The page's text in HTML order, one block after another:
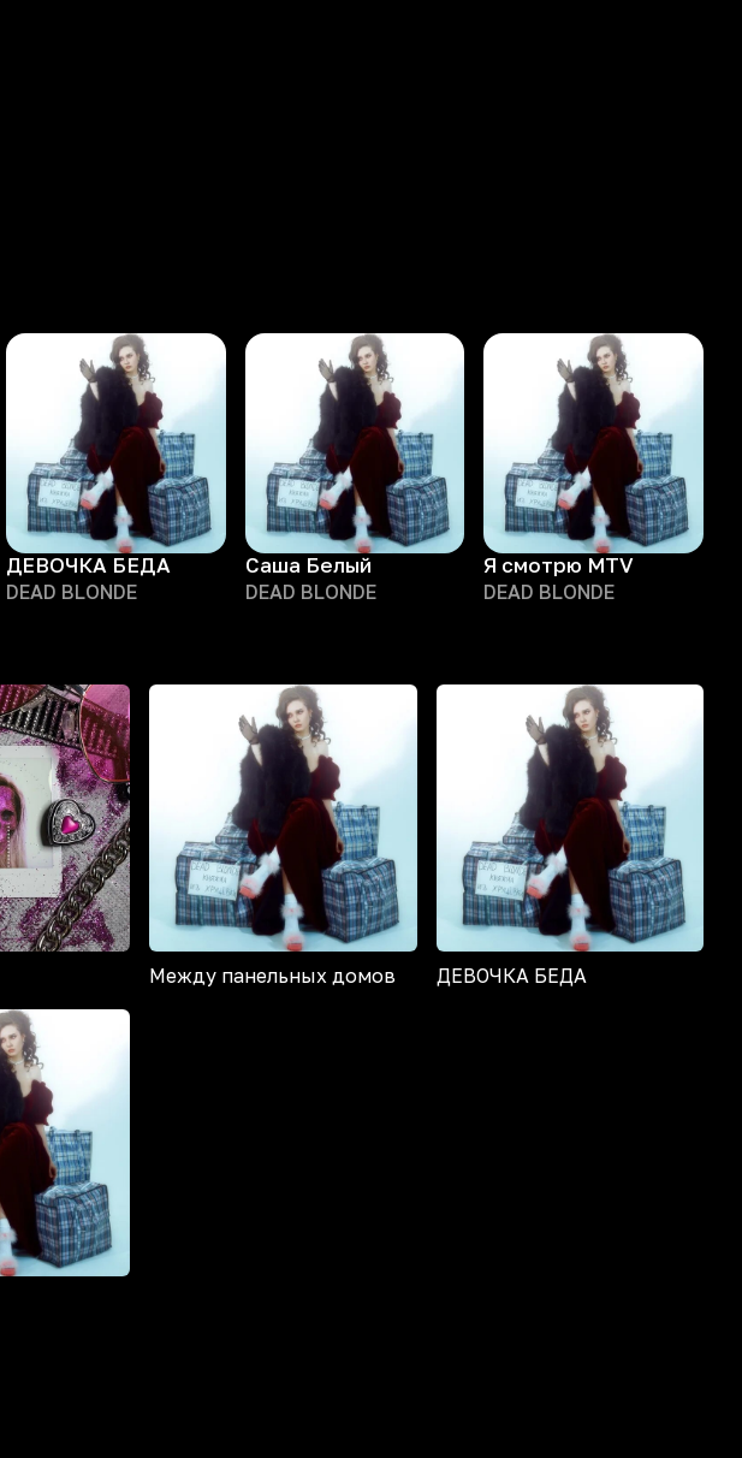
ДЕВОЧКА БЕДА
DEAD BLONDE
Саша Белый
DEAD BLONDE
Я смотрю MTV
DEAD BLONDE
Между панельных домов ДЕВОЧКА БЕДА